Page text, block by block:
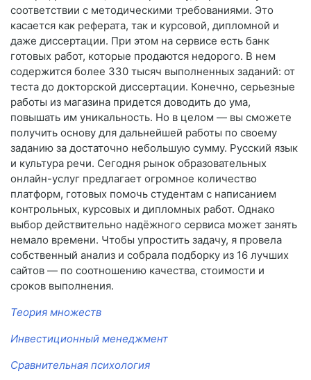
соответствии с методическими требованиями. Это
касается как реферата, так и курсовой, дипломной и
даже диссертации. При этом на сервисе есть банк
готовых работ, которые продаются недорого. В нем
содержится более 330 тысяч выполненных заданий: от
теста до докторской диссертации. Конечно, серьезные
работы из магазина придется доводить до ума,
повышать им уникальность. Но в целом — вы сможете
получить основу для дальнейшей работы по своему
заданию за достаточно небольшую сумму. Русский язык
и культура речи. Сегодня рынок образовательных
онлайн-услуг предлагает огромное количество
платформ, готовых помочь студентам с написанием
контрольных, курсовых и дипломных работ. Однако
выбор действительно надёжного сервиса может занять
немало времени. Чтобы упростить задачу, я провела
собственный анализ и собрала подборку из 16 лучших
сайтов — по соотношению качества, стоимости и
сроков выполнения.
Теория множеств
Инвестиционный менеджмент
Сравнительная психология